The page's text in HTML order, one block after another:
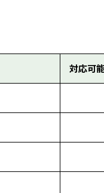
対応可